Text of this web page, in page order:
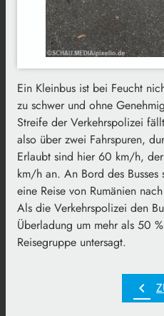
Ein Kleinbus ist bei Feucht
zu schwer und ohne
Streife der Verkehrspolizei
also über zwei Fahrspuren,
Erlaubt sind hier 60 km/h,
km/h an. An Bord des
eine Reise von Rumänien
Als die Verkehrspolizei den
Überladung um mehr als 50
Reisegruppe untersagt.
chevron_left